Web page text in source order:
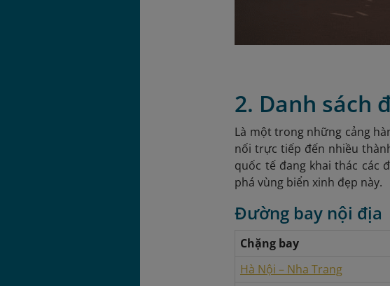
2. Danh sách
Là một trong những cảng
nối trực tiếp đến nhiều
quốc tế đang khai thác các
phá vùng biển xinh đẹp này.
Đường bay nội địa
Chặng bay
Hà Nội – Nha Trang